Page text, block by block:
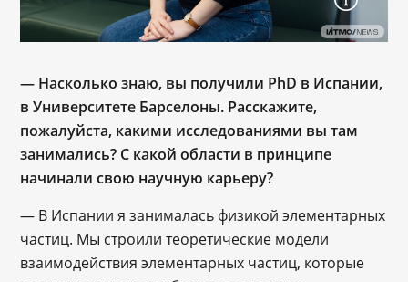
― Насколько знаю, вы получили PhD в Испании,
в Университете Барселоны. Расскажите,
пожалуйста, какими исследованиями вы там
занимались? С какой области в принципе
начинали свою научную карьеру?
— В Испании я занималась физикой элементарных
частиц. Мы строили теоретические модели
взаимодействия элементарных частиц, которые